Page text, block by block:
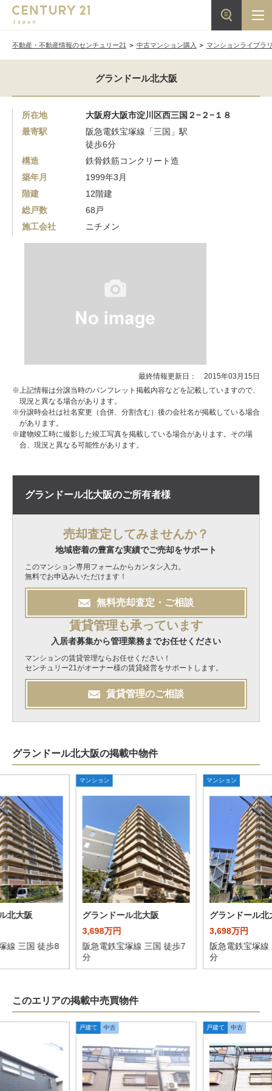
不動産・不動産情報のセンチュリー21 中古マンション購入 マンションライブラ
グランドール北大阪
所在地
大阪府大阪市淀川区西三国２−２−１８
最寄駅
阪急電鉄宝塚線「三国」駅
徒歩6分
構造
鉄骨鉄筋コンクリート造
築年月
1999年3月
階建
12階建
総戸数
68戸
施工会社
ニチメン
最終情報更新日： 2015年03月15日
※上記情報は分譲当時のパンフレット掲載内容などを記載していますので、
現況と異なる場合があります。
※分譲時会社は社名変更（合併、分割含む）後の会社名が掲載している場合
があります。
※建物竣工時に撮影した竣工写真を掲載している場合があります。その場
合、現況と異なる可能性があります。
グランドール北大阪のご所有者様
売却査定してみませんか？
地域密着の豊富な実績でご売却をサポート
このマンション専用フォームからカンタン入力。
無料でお申込みいただけます！
無料売却査定・ご相談
賃貸管理も承っています
入居者募集から管理業務までお任せください
マンションの賃貸管理ならお任せください！
センチュリー21がオーナー様の賃貸経営をサポートします。
賃貸管理のご相談
グランドール北大阪の掲載中物件
北大阪
線 三国 徒歩8
マンション
グランドール北大阪
3,698万円
阪急電鉄宝塚線 三国 徒歩7
分
マンション
グランドール北
3,698万円
阪急電鉄宝塚線
分
このエリアの掲載中売買物件
戸建て 中古 戸建て 中古